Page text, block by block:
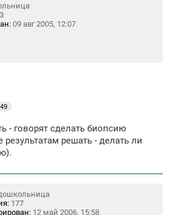
09 авг 2005, 12:07
- говорят сделать биопсию
решать - делать ли
177
12 май 2006, 15:58